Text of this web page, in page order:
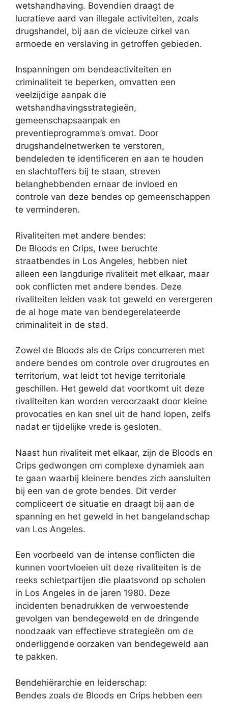
wetshandhaving. Bovendien draagt de
lucratieve aard van illegale activiteiten, zoals
drugshandel, bij aan de vicieuze cirkel van
armoede en verslaving in getroffen gebieden.
Inspanningen om bendeactiviteiten en
criminaliteit te beperken, omvatten een
veelzijdige aanpak die
wetshandhavingsstrategieën,
gemeenschapsaanpak en
preventieprogramma’s omvat. Door
drugshandelnetwerken te verstoren,
bendeleden te identificeren en aan te houden
en slachtoffers bij te staan, streven
belanghebbenden ernaar de invloed en
controle van deze bendes op gemeenschappen
te verminderen.
Rivaliteiten met andere bendes:
De Bloods en Crips, twee beruchte
straatbendes in Los Angeles, hebben niet
alleen een langdurige rivaliteit met elkaar, maar
ook conflicten met andere bendes. Deze
rivaliteiten leiden vaak tot geweld en verergeren
de al hoge mate van bendegerelateerde
criminaliteit in de stad.
Zowel de Bloods als de Crips concurreren met
andere bendes om controle over drugroutes en
territorium, wat leidt tot hevige territoriale
geschillen. Het geweld dat voortkomt uit deze
rivaliteiten kan worden veroorzaakt door kleine
provocaties en kan snel uit de hand lopen, zelfs
nadat er tijdelijke vrede is gesloten.
Naast hun rivaliteit met elkaar, zijn de Bloods en
Crips gedwongen om complexe dynamiek aan
te gaan waarbij kleinere bendes zich aansluiten
bij een van de grote bendes. Dit verder
compliceert de situatie en draagt bij aan de
spanning en het geweld in het bangelandschap
van Los Angeles.
Een voorbeeld van de intense conflicten die
kunnen voortvloeien uit deze rivaliteiten is de
reeks schietpartijen die plaatsvond op scholen
in Los Angeles in de jaren 1980. Deze
incidenten benadrukken de verwoestende
gevolgen van bendegeweld en de dringende
noodzaak van effectieve strategieën om de
onderliggende oorzaken van bendegeweld aan
te pakken.
Bendehiërarchie en leiderschap:
Bendes zoals de Bloods en Crips hebben een